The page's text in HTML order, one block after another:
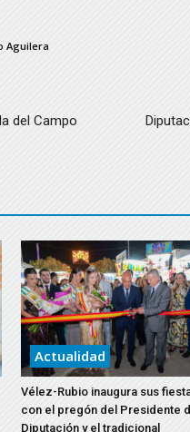
Aguilera
del Campo
Actualidad
Vélez-Rubio inaugura sus
con el pregón del Presidente
Diputación y el tradicional